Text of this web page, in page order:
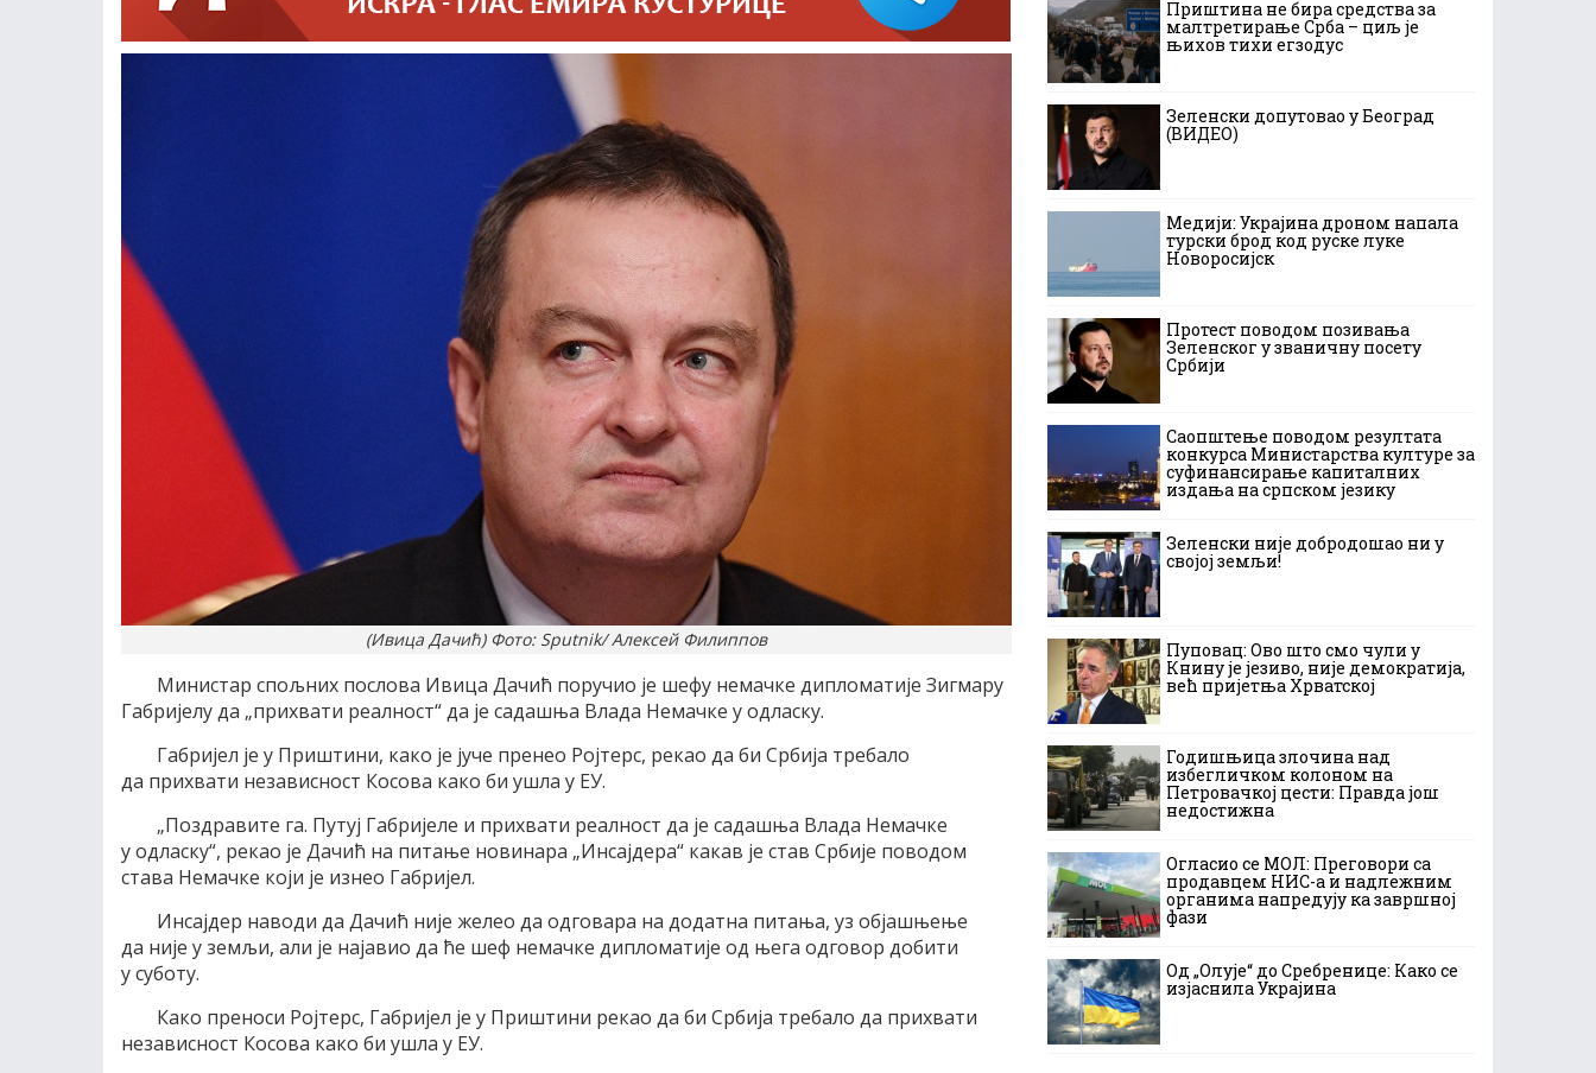
(Ивица Дачић) Фото: Sputnik/ Алексей Филиппов
Министар спољних послова Ивица Дачић поручио је шефу немачке дипломатије Зигмару
Габријелу да „прихвати реалност“ да је садашња Влада Немачке у одласку.
Габријел је у Приштини, како је јуче пренео Ројтерс, рекао да би Србија требало
да прихвати независност Косова како би ушла у ЕУ.
„Поздравите га. Путуј Габријеле и прихвати реалност да је садашња Влада Немачке
у одласку“, рекао је Дачић на питање новинара „Инсајдера“ какав је став Србије поводом
става Немачке који је изнео Габријел.
Инсајдер наводи да Дачић није желео да одговара на додатна питања, уз објашњење
да није у земљи, али је најавио да ће шеф немачке дипломатије од њега одговор добити
у суботу.
Како преноси Ројтерс, Габријел је у Приштини рекао да би Србија требало да прихвати
независност Косова како би ушла у ЕУ.
Приштина не бира средства за
малтретирање Срба – циљ је
њихов тихи егзодус
Зеленски допутовао у Београд
(ВИДЕО)
Медији: Украјина дроном напала
турски брод код руске луке
Новоросијск
Протест поводом позивања
Зеленског у званичну посету
Србији
Саопштење поводом резултата
конкурса Министарства културе за
суфинансирање капиталних
издања на српском језику
Зеленски није добродошао ни у
својој земљи!
Пуповац: Ово што смо чули у
Книну је језиво, није демократија,
већ пријетња Хрватској
Годишњица злочина над
избегличком колоном на
Петровачкој цести: Правда још
недостижна
Огласио се МОЛ: Преговори са
продавцем НИС-а и надлежним
органима напредују ка завршној
фази
Од „Олује“ до Сребренице: Како се
изјаснила Украјина